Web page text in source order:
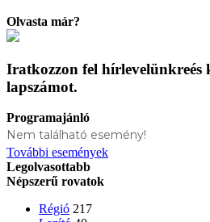
Olvasta már?
Iratkozzon fel hírlevelünkreés
lapszámot.
Programajánló
Nem található esemény!
További események
Legolvasottabb
Népszerű rovatok
Régió 217